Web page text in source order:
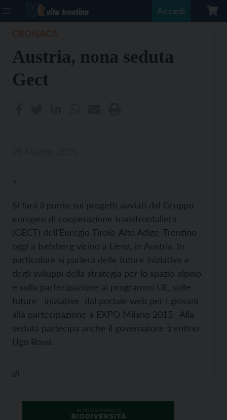
Accedi
Austria, nona seduta
Gect
>
Si farà il punto sui progetti avviati dal Gruppo
europeo di cooperazione transfrontaliera
(GECT) dell’Euregio Tirolo-Alto Adige-Trentino
oggi a Iselsberg vicino a Lienz, in Austria. In
particolare si parlerà delle future iniziative e
degli sviluppi della strategia per lo spazio alpino
e sulla partecipazione ai programmi UE, sulle
future iniziative dal portale web per i giovani
alla partecipazione a EXPO Milano 2015. Alla
seduta partecipa anche il governatore trentino
Ugo Rossi.
di